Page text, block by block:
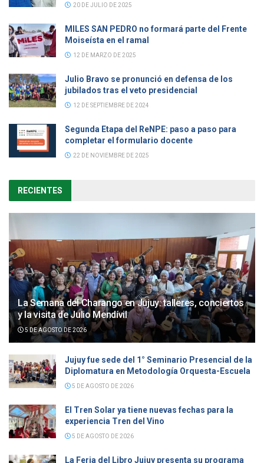
20 DE JULIO DE 2025
MILES SAN PEDRO no formará parte del Frente
Moiseísta en el ramal
12 DE MARZO DE 2025
Julio Bravo se pronunció en defensa de los
jubilados tras el veto presidencial
12 DE SEPTIEMBRE DE 2024
Segunda Etapa del ReNPE: paso a paso para
completar el formulario docente
22 DE NOVIEMBRE DE 2025
RECIENTES
La Semana del Charango en Jujuy: talleres, conciertos
y la visita de Julio Mendívil
5 DE AGOSTO DE 2026
Jujuy fue sede del 1° Seminario Presencial de la
Diplomatura en Metodología Orquesta-Escuela
5 DE AGOSTO DE 2026
El Tren Solar ya tiene nuevas fechas para la
experiencia Tren del Vino
5 DE AGOSTO DE 2026
La Feria del Libro Jujuy presenta su programa